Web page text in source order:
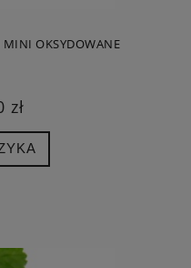
MINI OKSYDOWANE
zł